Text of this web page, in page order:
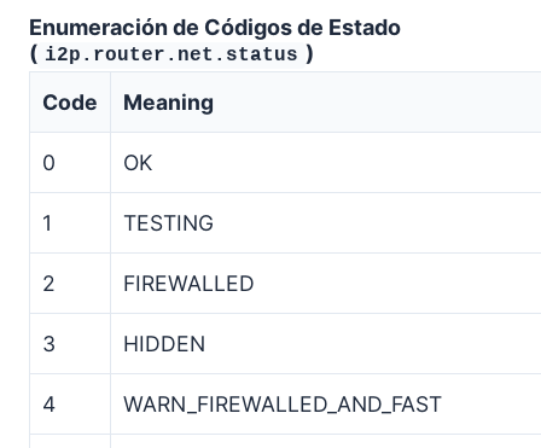
Enumeración de Códigos de Estado
( i2p.router.net.status )
Code
Meaning
0 OK
1 TESTING
2 FIREWALLED
3 HIDDEN
4 WARN_FIREWALLED_AND_FAST